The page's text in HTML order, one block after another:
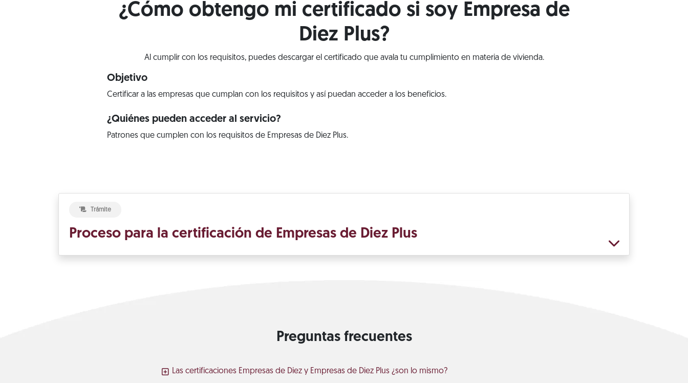
¿Cómo obtengo mi certificado si soy Empresa de
Diez Plus?
Al cumplir con los requisitos, puedes descargar el certificado que avala tu cumplimiento en materia de vivienda.
Objetivo
Certificar a las empresas que cumplan con los requisitos y así puedan acceder a los beneficios.
¿Quiénes pueden acceder al servicio?
Patrones que cumplen con los requisitos de Empresas de Diez Plus.
Trámite
Proceso para la certificación de Empresas de Diez Plus
Preguntas frecuentes
Las certificaciones Empresas de Diez y Empresas de Diez Plus ¿son lo mismo?